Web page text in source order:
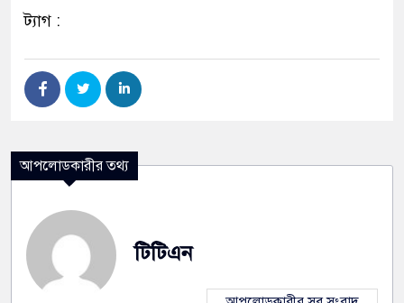
ট্যাগ :
আপলোডকারীর তথ্য
টিটিএন